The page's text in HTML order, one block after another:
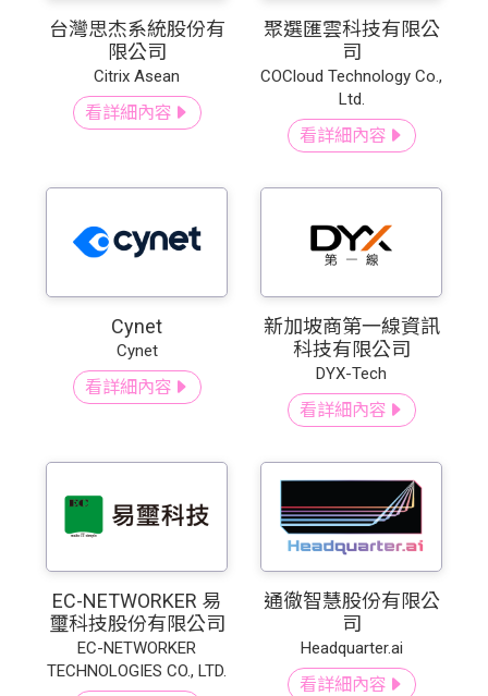
台灣思杰系統股份有
限公司
Citrix Asean
看詳細內容
聚選匯雲科技有限公
司
COCloud Technology Co.,
Ltd.
看詳細內容
Cynet
Cynet
看詳細內容
新加坡商第一線資訊
科技有限公司
DYX-Tech
看詳細內容
EC-NETWORKER 易
璽科技股份有限公司
EC-NETWORKER
TECHNOLOGIES CO., LTD.
通徹智慧股份有限公
司
Headquarter.ai
看詳細內容